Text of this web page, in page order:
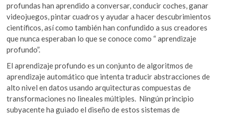
profundas han aprendido a conversar, conducir coches, ganar
videojuegos, pintar cuadros y ayudar a hacer descubrimientos
científicos, así como también han confundido a sus creadores
que nunca esperaban lo que se conoce como “ aprendizaje
profundo”.
El aprendizaje profundo es un conjunto de algoritmos de
aprendizaje automático que intenta traducir abstracciones de
alto nivel en datos usando arquitecturas compuestas de
transformaciones no lineales múltiples. Ningún principio
subyacente ha guiado el diseño de estos sistemas de